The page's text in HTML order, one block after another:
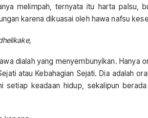
melimpah, ternyata itu harta palsu,
karena dikuasai oleh hawa nafsu
dialah yang menyembunyikan. Hanya
atau Kebahagian Sejati. Dia adalah
setiap keadaan hidup, sekalipun